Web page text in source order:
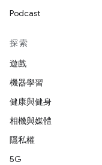
Podcast
探索
遊戲
機器學習
健康與健身
相機與媒體
隱私權
5G